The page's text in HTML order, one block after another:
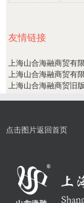
友情链接
上海山合海融商贸有
上海山合海融商贸有
上海山合海融商贸旧版
点击图片返回首页